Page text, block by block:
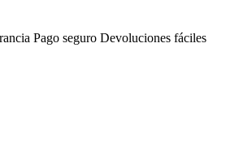
Pago seguro Devoluciones fáciles